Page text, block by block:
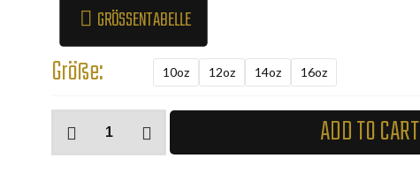
GRÖSSENTABELLE
Größe: 10oz 12oz 14oz 16oz
Boxhandschuhe
ADD TO CART